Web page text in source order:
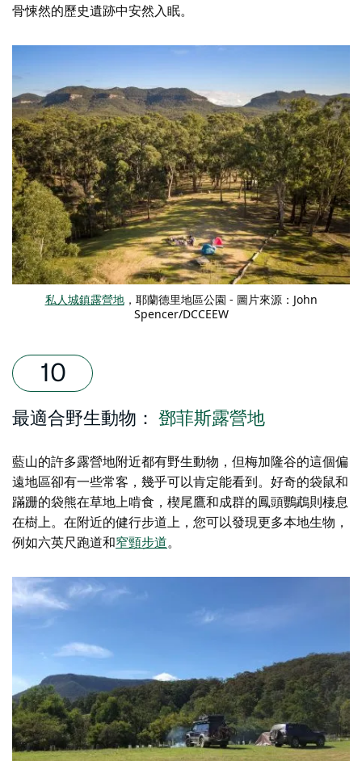
骨悚然的歷史遺跡中安然入眠。
私人城鎮露營地，耶蘭德里地區公園 - 圖片來源：John
Spencer/DCCEEW
最適合野生動物： 鄧菲斯露營地
藍山的許多露營地附近都有野生動物，但梅加隆谷的這個偏
遠地區卻有一些常客，幾乎可以肯定能看到。好奇的袋鼠和
蹣跚的袋熊在草地上啃食，楔尾鷹和成群的鳳頭鸚鵡則棲息
在樹上。在附近的健行步道上，您可以發現更多本地生物，
例如六英尺跑道和窄頸步道。